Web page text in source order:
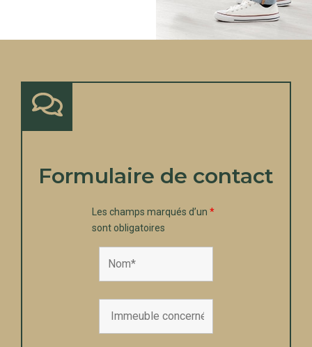
Formulaire de contact
Les champs marqués d’un *
sont obligatoires